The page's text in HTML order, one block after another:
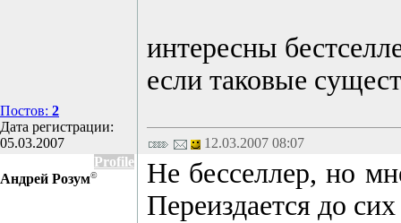
Постов: 2
Дата регистрации:
05.03.2007
интересны
если таковые
12.03.2007 08:07
Profile
Андрей Розум©
Не бесселлер, но
Переиздается до